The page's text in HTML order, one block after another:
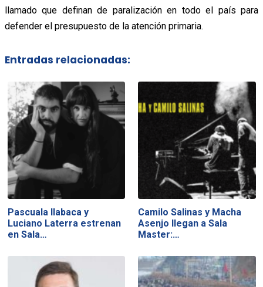
llamado que definan de paralización en todo el país para
defender el presupuesto de la atención primaria.
Entradas relacionadas:
Pascuala Ilabaca y
Luciano Laterra estrenan
en Sala…
Camilo Salinas y Macha
Asenjo llegan a Sala
Master:…